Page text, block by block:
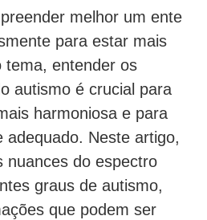
melhor um ente
para estar mais
tema, entender os
autismo é crucial para
harmoniosa e para
adequado. Neste artigo,
nuances do espectro
graus de autismo,
que podem ser